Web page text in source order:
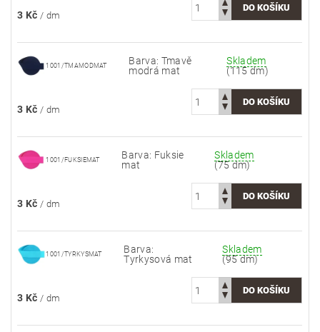
3 Kč / dm
1001/TMAMODMAT
Barva: Tmavě
modrá mat
Skladem
(115 dm)
3 Kč / dm
1001/FUKSIEMAT
Barva: Fuksie
mat
Skladem
(75 dm)
3 Kč / dm
1001/TYRKYSMAT
Barva:
Tyrkysová mat
Skladem
(95 dm)
3 Kč / dm